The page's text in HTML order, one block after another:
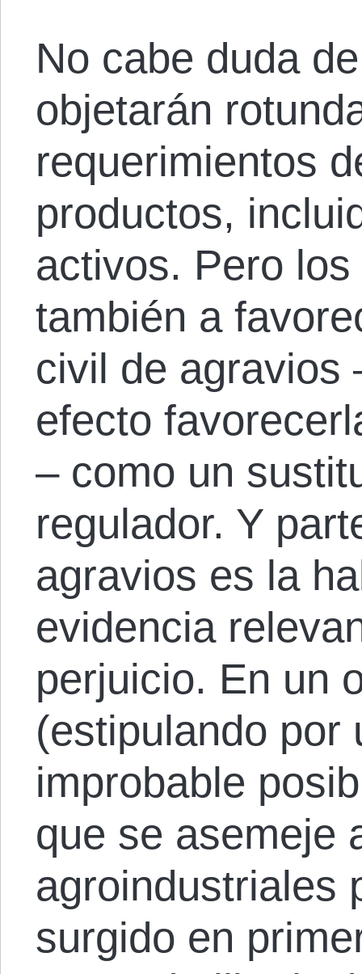
No cabe duda
objetarán
requerimientos
productos,
activos. Pero
también a
civil de agravios
efecto
– como un
regulador. Y
agravios es la
evidencia
perjuicio. En un
(estipulando por
improbable
que se asemeje
agroindustriales
surgido en